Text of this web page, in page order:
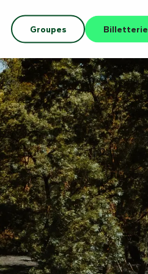
Groupes Billetterie